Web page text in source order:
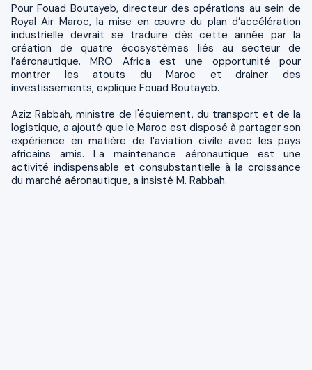
Pour Fouad Boutayeb, directeur des opérations au sein de
Royal Air Maroc, la mise en œuvre du plan d’accélération
industrielle devrait se traduire dès cette année par la
création de quatre écosystèmes liés au secteur de
l’aéronautique. MRO Africa est une opportunité pour
montrer les atouts du Maroc et drainer des
investissements, explique Fouad Boutayeb.
Aziz Rabbah, ministre de l'équiement, du transport et de la
logistique, a ajouté que le Maroc est disposé à partager son
expérience en matière de l’aviation civile avec les pays
africains amis. La maintenance aéronautique est une
activité indispensable et consubstantielle à la croissance
du marché aéronautique, a insisté M. Rabbah.